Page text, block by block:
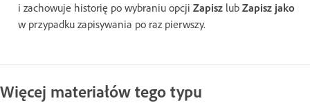
i zachowuje historię po wybraniu opcji Zapisz lub Zapisz jako
w przypadku zapisywania po raz pierwszy.
Więcej materiałów tego typu